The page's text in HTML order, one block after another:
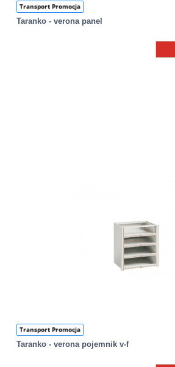
Transport Promocja
Taranko - verona panel
Transport Promocja
Taranko - verona pojemnik v-f